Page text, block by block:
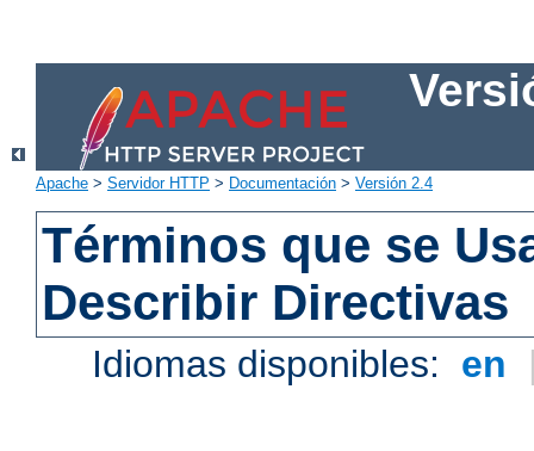
Apache > Servidor HTTP > Documentación > Versión 2.4
Términos que se
Describir Directivas
Idiomas disponibles: en